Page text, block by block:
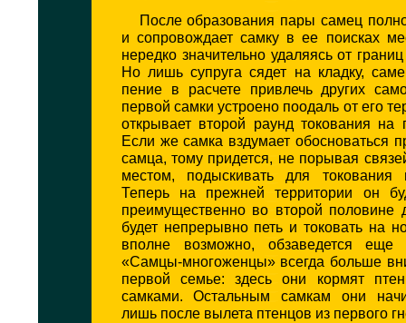
После образования пары самец
и сопровождает самку в ее поисках
нередко значительно удаляясь от
Но лишь супруга сядет на кладку,
пение в расчете привлечь других
первой самки устроено поодаль от его
открывает второй раунд токования на
Если же самка вздумает обосноваться
самца, тому придется, не порывая
местом, подыскивать для токования
Теперь на прежней территории он
преимущественно во второй половине
будет непрерывно петь и токовать на
вполне возможно, обзаведется еще
«Самцы-многоженцы» всегда больше
первой семье: здесь они кормят
самками. Остальным самкам они
лишь после вылета птенцов из первого